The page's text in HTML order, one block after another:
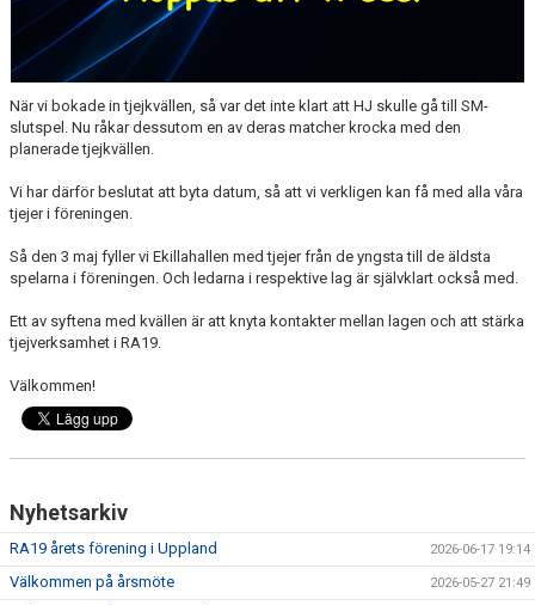
När vi bokade in tjejkvällen, så var det inte klart att HJ skulle gå till SM-
slutspel. Nu råkar dessutom en av deras matcher krocka med den
planerade tjejkvällen.
Vi har därför beslutat att byta datum, så att vi verkligen kan få med alla våra
tjejer i föreningen.
Så den 3 maj fyller vi Ekillahallen med tjejer från de yngsta till de äldsta
spelarna i föreningen. Och ledarna i respektive lag är självklart också med.
Ett av syftena med kvällen är att knyta kontakter mellan lagen och att stärka
tjejverksamhet i RA19.
Välkommen!
Nyhetsarkiv
RA19 årets förening i Uppland 2026-06-17 19:14
Välkommen på årsmöte 2026-05-27 21:49